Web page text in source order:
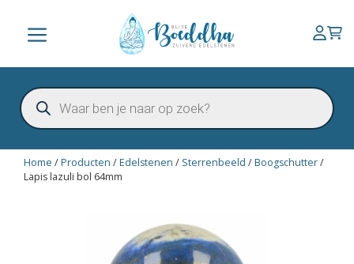
inhoud
Menu
Producten
zoeken
Home /Producten /Edelstenen / Sterrenbeeld /Boogschutter/
Lapis lazuli bol 64mm